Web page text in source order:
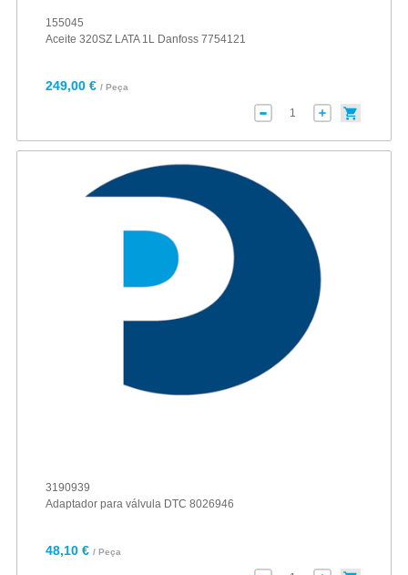
155045
Aceite 320SZ LATA 1L Danfoss 7754121
249,00 € / Peça
3190939
Adaptador para válvula DTC 8026946
48,10 € / Peça